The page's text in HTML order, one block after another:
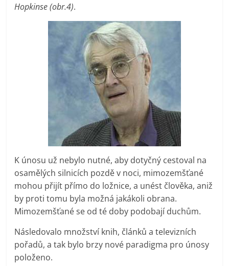
Hopkinse (obr.4).
K únosu už nebylo nutné, aby dotyčný cestoval na
osamělých silnicích pozdě v noci, mimozemšťané
mohou přijít přímo do ložnice, a unést člověka, aniž
by proti tomu byla možná jakákoli obrana.
Mimozemšťané se od té doby podobají duchům.
Následovalo množství knih, článků a televizních
pořadů, a tak bylo brzy nové paradigma pro únosy
položeno.